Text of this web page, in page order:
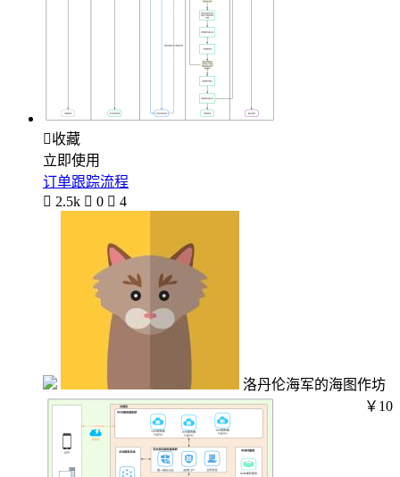
收藏
立即使用
订单跟踪流程
 2.5k  0  4
洛丹伦海军的海图作坊
￥10